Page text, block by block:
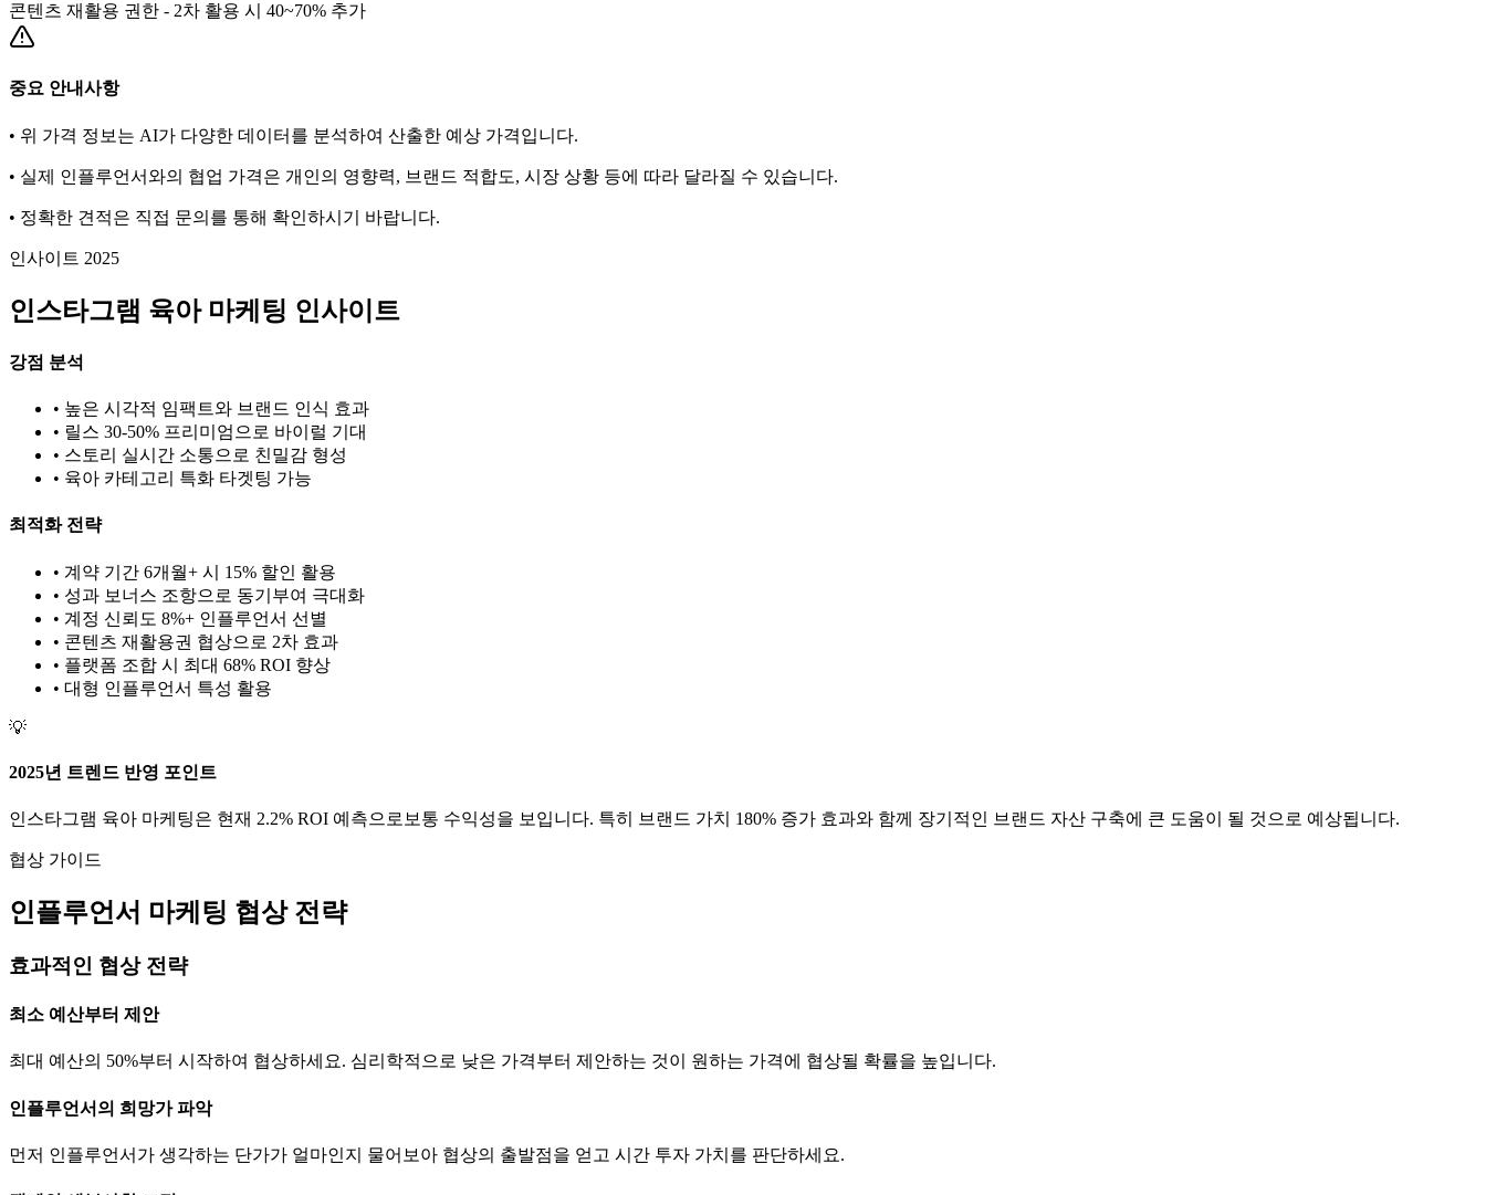
콘텐츠 재활용 권한 - 2차 활용 시 40~70% 추가
중요 안내사항
• 위 가격 정보는 AI가 다양한 데이터를 분석하여 산출한 예상 가격입니다.
• 실제 인플루언서와의 협업 가격은 개인의 영향력, 브랜드 적합도, 시장 상황 등에 따라 달라질 수 있습니다.
• 정확한 견적은 직접 문의를 통해 확인하시기 바랍니다.
인사이트 2025
인스타그램 육아마케팅 인사이트
강점 분석
• 높은 시각적 임팩트와 브랜드 인식 효과
• 릴스 30-50% 프리미엄으로 바이럴 기대
• 스토리 실시간 소통으로 친밀감 형성
• 육아 카테고리 특화 타겟팅 가능
최적화 전략
• 계약 기간 6개월+ 시 15% 할인 활용
• 성과 보너스 조항으로 동기부여 극대화
• 계정 신뢰도 8%+ 인플루언서 선별
• 콘텐츠 재활용권 협상으로 2차 효과
• 플랫폼 조합 시 최대 68% ROI 향상
• 대형 인플루언서 특성 활용
💡
2025년 트렌드 반영 포인트
인스타그램 육아 마케팅은 현재 2.2% ROI 예측으로 보통 수익성을 보입니다. 특히 브랜드 가치 180% 증가 효과와 함께 장기적인 브랜드 자산 구축에 큰 도움이 될 것으로 예상됩니다.
협상 가이드
인플루언서 마케팅 협상 전략
효과적인 협상 전략
최소 예산부터 제안
최대 예산의 50%부터 시작하여 협상하세요. 심리학적으로 낮은 가격부터 제안하는 것이 원하는 가격에 협상될 확률을 높입니다.
인플루언서의 희망가 파악
먼저 인플루언서가 생각하는 단가가 얼마인지 물어보아 협상의 출발점을 얻고 시간 투자 가치를 판단하세요.